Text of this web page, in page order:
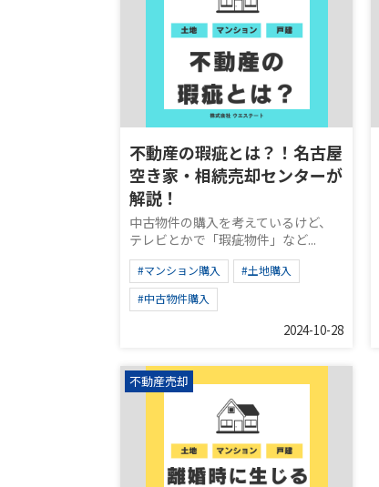
不動産の瑕疵とは？！名古屋
空き家・相続売却センターが
解説！
中古物件の購入を考えているけど、
テレビとかで「瑕疵物件」など...
#マンション購入
#土地購入
#中古物件購入
2024-10-28
不動産売却